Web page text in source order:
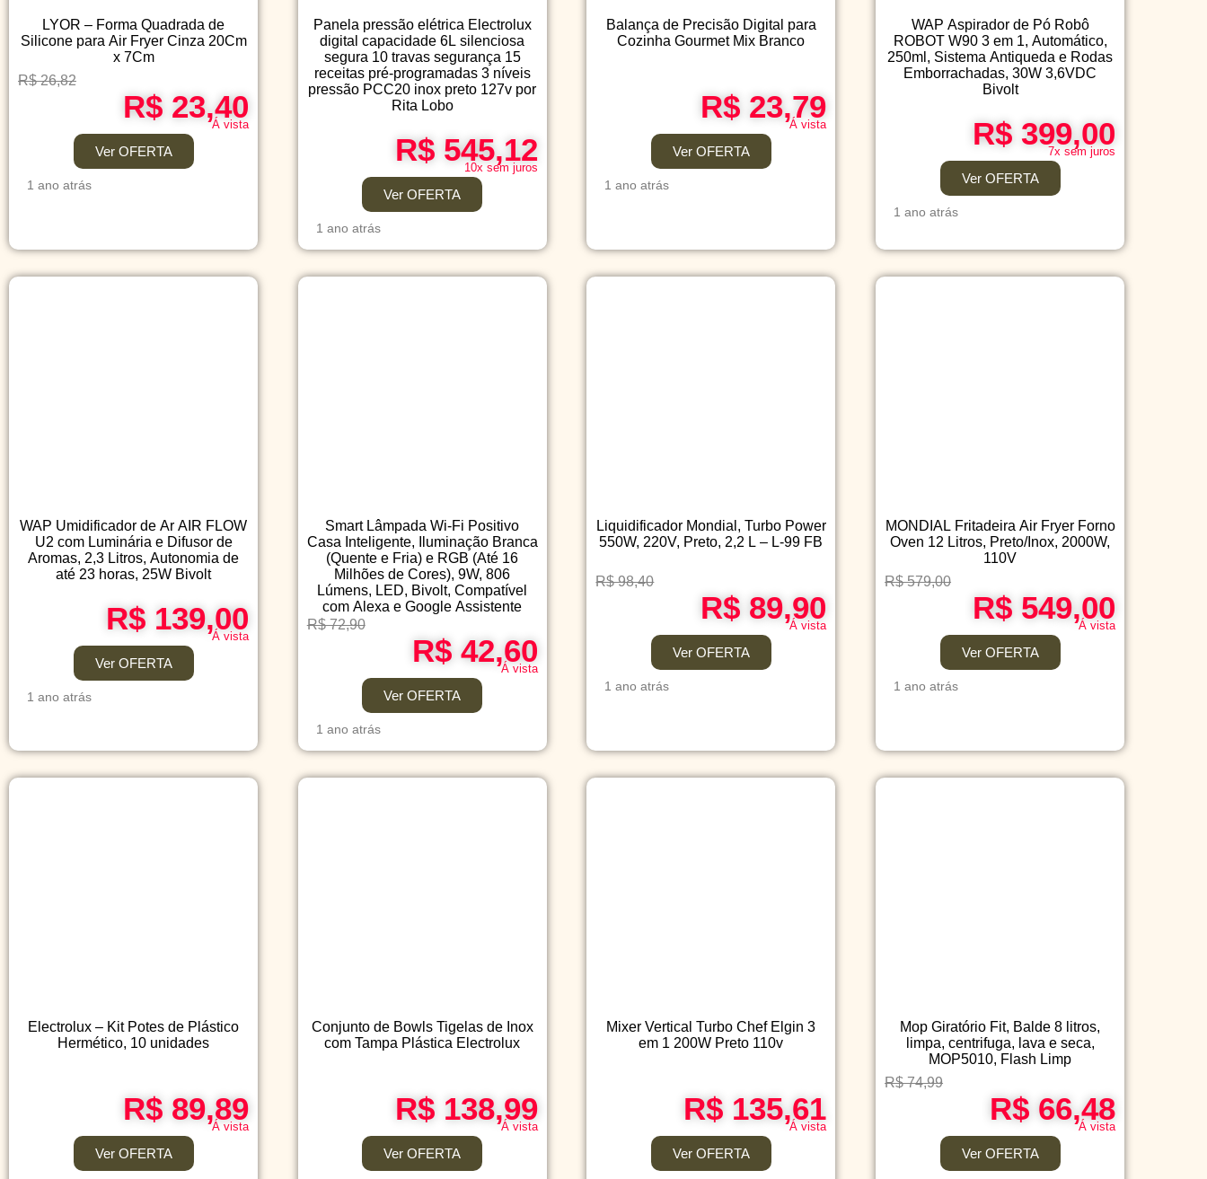
LYOR – Forma Quadrada de
Silicone para Air Fryer Cinza 20Cm
x 7Cm
R$ 26,82
R$ 23,40
Á vista
Ver OFERTA
1 ano atrás
Panela pressão elétrica Electrolux
digital capacidade 6L silenciosa
segura 10 travas segurança 15
receitas pré-programadas 3 níveis
pressão PCC20 inox preto 127v por
Rita Lobo
R$ 545,12
10x sem juros
Ver OFERTA
1 ano atrás
Balança de Precisão Digital para
Cozinha Gourmet Mix Branco
R$ 23,79
Á vista
Ver OFERTA
1 ano atrás
WAP Aspirador de Pó Robô
ROBOT W90 3 em 1, Automático,
250ml, Sistema Antiqueda e Rodas
Emborrachadas, 30W 3,6VDC
Bivolt
R$ 399,00
7x sem juros
Ver OFERTA
1 ano atrás
WAP Umidificador de Ar AIR FLOW
U2 com Luminária e Difusor de
Aromas, 2,3 Litros, Autonomia de
até 23 horas, 25W Bivolt
R$ 139,00
Á vista
Ver OFERTA
1 ano atrás
Smart Lâmpada Wi-Fi Positivo
Casa Inteligente, Iluminação Branca
(Quente e Fria) e RGB (Até 16
Milhões de Cores), 9W, 806
Lúmens, LED, Bivolt, Compatível
com Alexa e Google Assistente
R$ 72,90
R$ 42,60
Á vista
Ver OFERTA
1 ano atrás
Liquidificador Mondial, Turbo Power
550W, 220V, Preto, 2,2 L – L-99 FB
R$ 98,40
R$ 89,90
Á vista
Ver OFERTA
1 ano atrás
MONDIAL Fritadeira Air Fryer Forno
Oven 12 Litros, Preto/Inox, 2000W,
110V
R$ 579,00
R$ 549,00
Á vista
Ver OFERTA
1 ano atrás
Electrolux – Kit Potes de Plástico
Hermético, 10 unidades
R$ 89,89
Á vista
Ver OFERTA
Conjunto de Bowls Tigelas de Inox
com Tampa Plástica Electrolux
R$ 138,99
Á vista
Ver OFERTA
Mixer Vertical Turbo Chef Elgin 3
em 1 200W Preto 110v
R$ 135,61
Á vista
Ver OFERTA
Mop Giratório Fit, Balde 8 litros,
limpa, centrifuga, lava e seca,
MOP5010, Flash Limp
R$ 74,99
R$ 66,48
Á vista
Ver OFERTA